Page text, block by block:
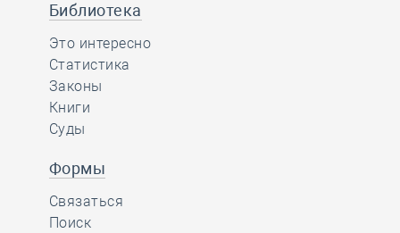
Библиотека
Это интересно
Статистика
Законы
Книги
Суды
Формы
Связаться
Поиск